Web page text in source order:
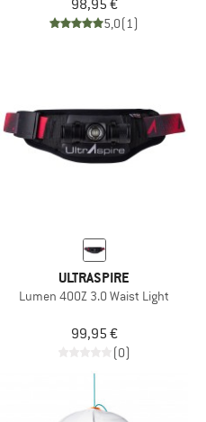
98,95 €
5,0(1)
ULTRASPIRE
Lumen 400Z 3.0 Waist Light
99,95 €
(0)